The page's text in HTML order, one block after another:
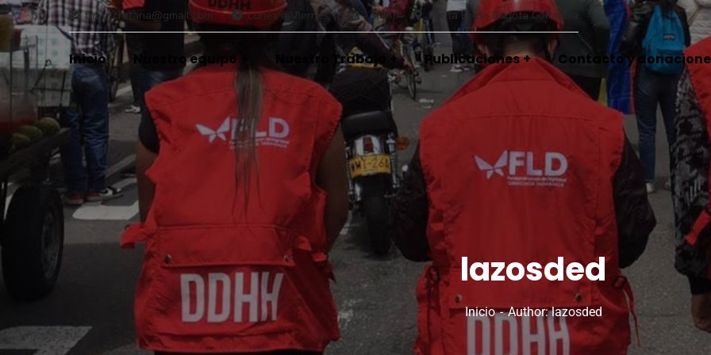
fld.secretaria@gmail.com Lunes a Viernes (8AM - 9PM) Santa Fe de Bogota Colombia
Inicio Nuestro equipo Nuestro Trabajo Publicaciones Contacto y
lazosded
Inicio Author: lazosded